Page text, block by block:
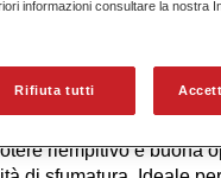
Mix 820
riempitivo e buona
informazioni consultare la nostra
Rifiuta tutti